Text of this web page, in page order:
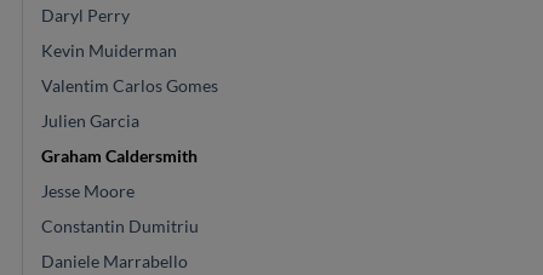
Daryl Perry
Kevin Muiderman
Valentim Carlos Gomes
Julien Garcia
Graham Caldersmith
Jesse Moore
Constantin Dumitriu
Daniele Marrabello